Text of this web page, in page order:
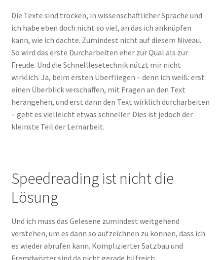
Die Texte sind trocken, in wissenschaftlicher Sprache und
ich habe eben doch nicht so viel, an das ich anknüpfen
kann, wie ich dachte. Zumindest nicht auf diesem Niveau.
So wird das erste Durcharbeiten eher zur Qual als zur
Freude. Und die Schnelllesetechnik nützt mir nicht
wirklich. Ja, beim ersten Überfliegen – denn ich weiß: erst
einen Überblick verschaffen, mit Fragen an den Text
herangehen, und erst dann den Text wirklich durcharbeiten
– geht es vielleicht etwas schneller. Dies ist jedoch der
kleinste Teil der Lernarbeit.
Speedreading ist nicht die
Lösung
Und ich muss das Gelesene zumindest weitgehend
verstehen, um es dann so aufzeichnen zu können, dass ich
es wieder abrufen kann. Komplizierter Satzbau und